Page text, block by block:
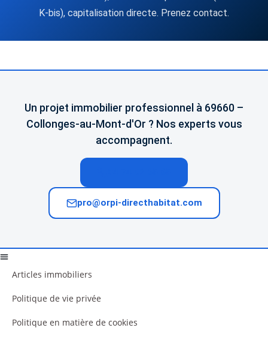
K-bis), capitalisation directe. Prenez contact.
Un projet immobilier professionnel à 69660 –
Collonges-au-Mont-d'Or ? Nos experts vous
accompagnent.
pro@orpi-directhabitat.com
Articles immobiliers
Politique de vie privée
Politique en matière de cookies